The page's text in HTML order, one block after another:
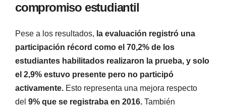
compromiso estudiantil
Pese a los resultados, la evaluación registró una
participación récord como el 70,2% de los
estudiantes habilitados realizaron la prueba, y solo
el 2,9% estuvo presente pero no participó
activamente. Esto representa una mejora respecto
del 9% que se registraba en 2016. También